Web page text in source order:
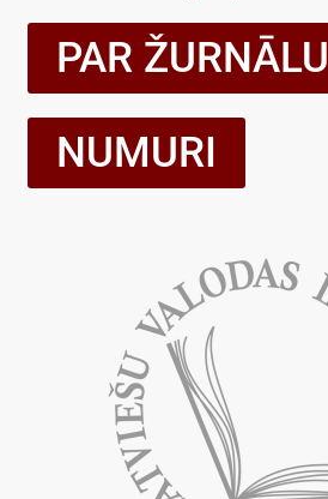
PAR ŽURNĀLU
NUMURI